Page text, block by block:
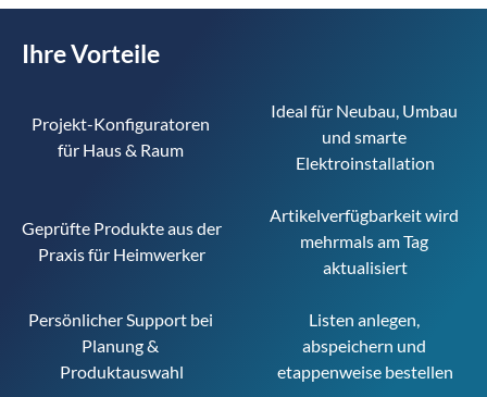
Ihre Vorteile
Projekt-Konfiguratoren
für Haus & Raum
Ideal für Neubau, Umbau
und smarte
Elektroinstallation
Geprüfte Produkte aus der
Praxis für Heimwerker
Artikelverfügbarkeit wird
mehrmals am Tag
aktualisiert
Persönlicher Support bei
Planung &
Produktauswahl
Listen anlegen,
abspeichern und
etappenweise bestellen